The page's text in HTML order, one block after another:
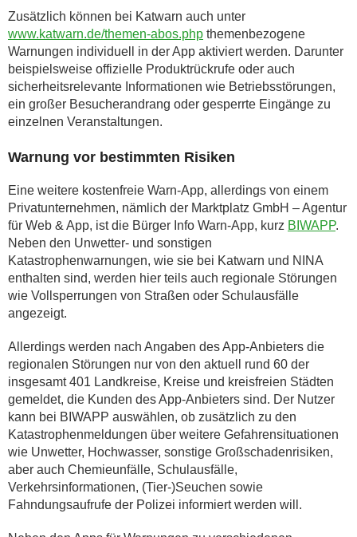
Zusätzlich können bei Katwarn auch unter
www.katwarn.de/themen-abos.php themenbezogene
Warnungen individuell in der App aktiviert werden. Darunter
beispielsweise offizielle Produktrückrufe oder auch
sicherheitsrelevante Informationen wie Betriebsstörungen,
ein großer Besucherandrang oder gesperrte Eingänge zu
einzelnen Veranstaltungen.
Warnung vor bestimmten Risiken
Eine weitere kostenfreie Warn-App, allerdings von einem
Privatunternehmen, nämlich der Marktplatz GmbH – Agentur
für Web & App, ist die Bürger Info Warn-App, kurz BIWAPP.
Neben den Unwetter- und sonstigen
Katastrophenwarnungen, wie sie bei Katwarn und NINA
enthalten sind, werden hier teils auch regionale Störungen
wie Vollsperrungen von Straßen oder Schulausfälle
angezeigt.
Allerdings werden nach Angaben des App-Anbieters die
regionalen Störungen nur von den aktuell rund 60 der
insgesamt 401 Landkreise, Kreise und kreisfreien Städten
gemeldet, die Kunden des App-Anbieters sind. Der Nutzer
kann bei BIWAPP auswählen, ob zusätzlich zu den
Katastrophenmeldungen über weitere Gefahrensituationen
wie Unwetter, Hochwasser, sonstige Großschadenrisiken,
aber auch Chemieunfälle, Schulausfälle,
Verkehrsinformationen, (Tier-)Seuchen sowie
Fahndungsaufrufe der Polizei informiert werden will.